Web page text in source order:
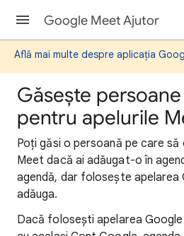
Google Meet Ajutor
Află mai multe despre aplicația
Găsește
pentru apelurile
Poți găsi o persoană pe care să
Meet dacă ai adăugat-o în
agendă, dar folosește apelarea
adăuga.
Dacă folosești apelarea